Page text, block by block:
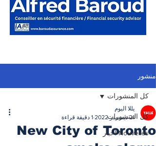
منشور
كل المنشورات
Nouvelles أخبار
كل المنشورات
New City of Toronto
يللا اليوم
21 ديسمبر 2022
1 دقيقة قراءة